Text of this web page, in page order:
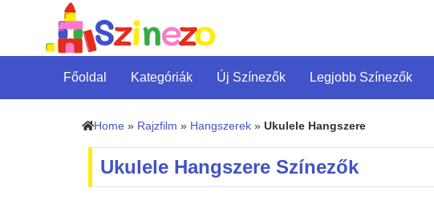
Főoldal Kategóriák Új Színezők Legjobb Színezők
Home » Rajzfilm » Hangszerek » Ukulele Hangszere
Ukulele Hangszere Színezők